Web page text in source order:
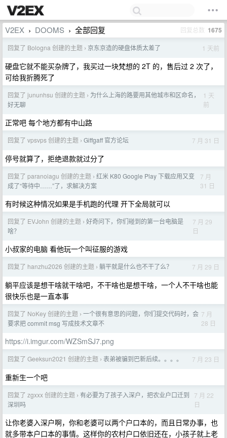
V2EX › DOOMS › 全部回复 回复总数 1675
回复了 Bologna 创建的主题 › 京东京造的硬盘体质太差了 1 天前
硬盘它就不能买杂牌了，我买过一块梵想的 2T 的，售后过 2 次了，
可给我折腾死了
回复了 jununhsu 创建的主题 › 为什么上海的路要用其他城市和区命名，
好无聊
1 天
前
正常吧 每个地方都有中山路
回复了 vpsvps 创建的主题 › Giffgaff 官方论坛 7 月 31 日
停号就算了，拒绝退款就过分了
回复了 paranoiagu 创建的主题 › 红米 K80 Google Play 下载应用又变
成了“等待中……”了，求解决方案
7 月
31 日
有时候这种情况如果是手机跑的代理 开下全局就可以
回复了 EVJohn 创建的主题 › 好奇问下，你们碰到的第一台电脑是
啥？
7 月 29
日
小叔家的电脑 看他玩一个叫征服的游戏
回复了 hanzhu2026 创建的主题 › 躺平就是什么也不干了么？ 7 月 29 日
躺平应该是想干啥就干啥吧，不干啥也是想干啥，一个人不干啥也能
很快乐也是一直本事
回复了 NoKey 创建的主题 › 一个很有意思的问题，你们提交代码时，会
要求把 commit msg 写成技术文章不
7 月
28 日
https://i.imgur.com/WZSmSJ7.png
回复了 Geeksun2021 创建的主题 › 表弟被骗到巴新后续。。。。 7 月 23 日
重新生一个吧
回复了 zgxxx 创建的主题 › 有必要为了孩子入深户，把农业户口迁到
深圳吗
7 月 22
日
让你老婆入深户啊，你和老婆可以两个户口本的，而且日常办事，也
就多带本户口本的事情。这样你的农村户口依旧还在，小孩子就上老